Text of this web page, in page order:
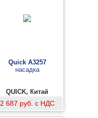
Quick A3257
насадка
QUICK, Китай
2 687 руб. с НДС